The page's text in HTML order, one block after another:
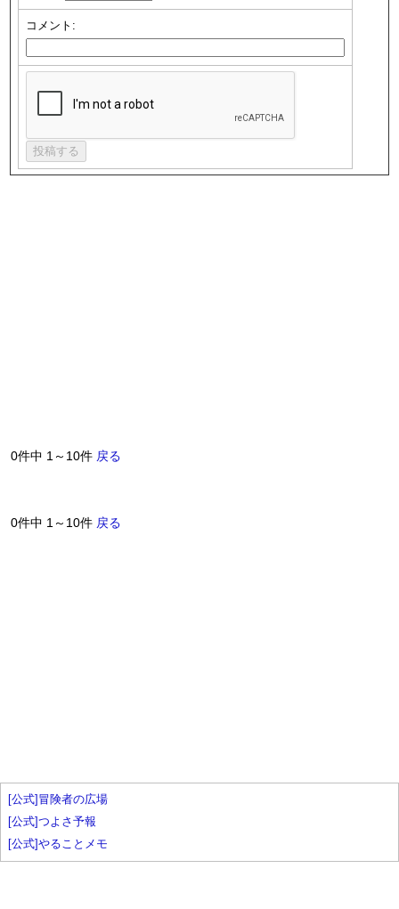
コメント:
0件中 1～10件 戻る
0件中 1～10件 戻る
[公式]冒険者の広場
[公式]つよさ予報
[公式]やることメモ